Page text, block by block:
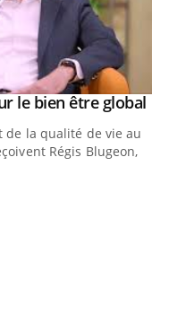
le bien être global
de la qualité de vie au
Régis Blugeon,